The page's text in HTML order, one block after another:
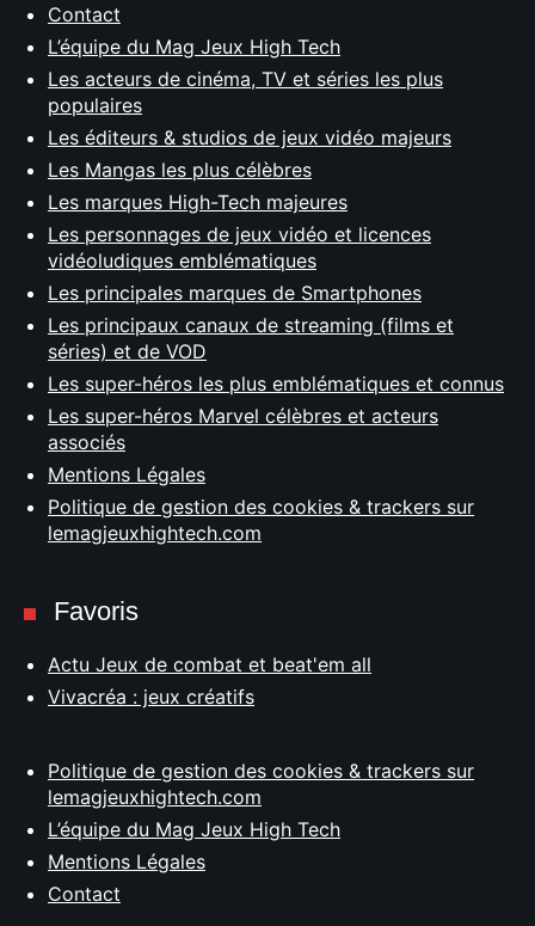
Contact
L’équipe du Mag Jeux High Tech
Les acteurs de cinéma, TV et séries les plus
populaires
Les éditeurs & studios de jeux vidéo majeurs
Les Mangas les plus célèbres
Les marques High-Tech majeures
Les personnages de jeux vidéo et licences
vidéoludiques emblématiques
Les principales marques de Smartphones
Les principaux canaux de streaming (films et
séries) et de VOD
Les super-héros les plus emblématiques et connus
Les super-héros Marvel célèbres et acteurs
associés
Mentions Légales
Politique de gestion des cookies & trackers sur
lemagjeuxhightech.com
Favoris
Actu Jeux de combat et beat'em all
Vivacréa : jeux créatifs
Politique de gestion des cookies & trackers sur
lemagjeuxhightech.com
L’équipe du Mag Jeux High Tech
Mentions Légales
Contact